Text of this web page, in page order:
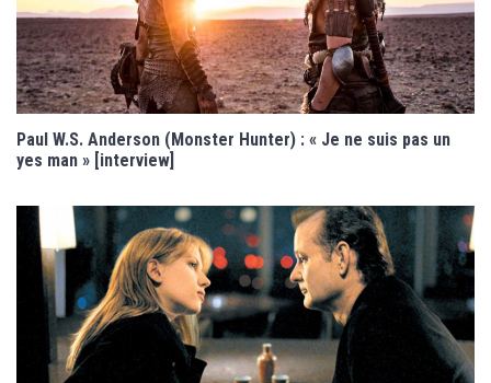
Paul W.S. Anderson (Monster Hunter) : « Je ne suis pas un
yes man » [interview]